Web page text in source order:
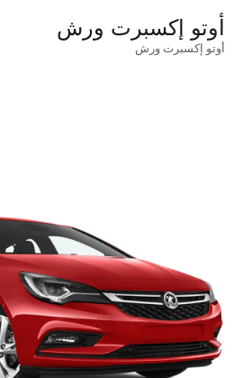
أوتو إكسبرت ورش
أوتو إكسبرت ورش